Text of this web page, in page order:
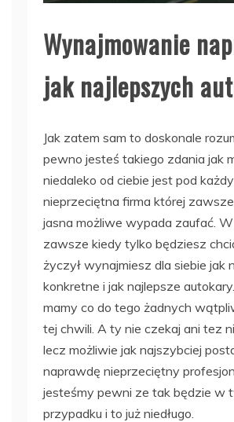
Wynajmowanie
jak najlepszych
Jak zatem sam to doskonale
pewno jesteś takiego zdania jak
niedaleko od ciebie jest pod
nieprzeciętna firma której
jasna możliwe wypada zaufać.
zawsze kiedy tylko będziesz
życzył wynajmiesz dla siebie jak
konkretne i jak najlepsze
mamy co do tego żadnych
tej chwili. A ty nie czekaj ani tez
lecz możliwie jak najszybciej
naprawdę nieprzeciętny
jesteśmy pewni ze tak będzie w
przypadku i to już niedługo.